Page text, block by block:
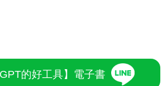
的好工具】電子書